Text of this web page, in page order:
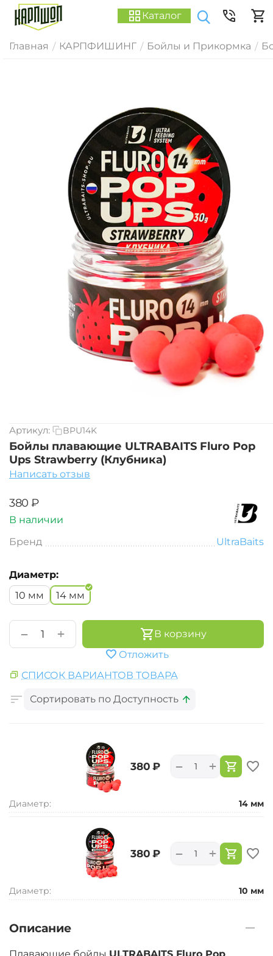
Каталог
Главная / КАРПФИШИНГ / Бойлы и Прикормка /
Артикул: BPU14K
Бойлы плавающие ULTRABAITS Fluro Pop
Ups Strawberry (Клубника)
Написать отзыв
‍380‍ ₽
В наличии
Бренд
UltraBaits
Диаметр:
10 мм
14 мм
+
−
В корзину
Отложить
СПИСОК ВАРИАНТОВ ТОВАРА
Сортировать по Доступность
‍380‍ ₽ +
−
Диаметр: 14 мм
‍380‍ ₽ +
−
Диаметр: 10 мм
Описание